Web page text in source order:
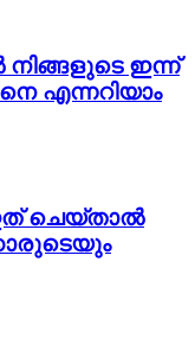
ഇന്ന്‌
എന്നറിയാം
ചെയ്താൽ